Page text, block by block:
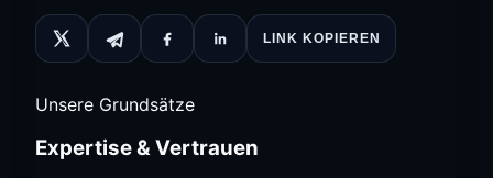
LINK KOPIEREN
Unsere Grundsätze
Expertise & Vertrauen